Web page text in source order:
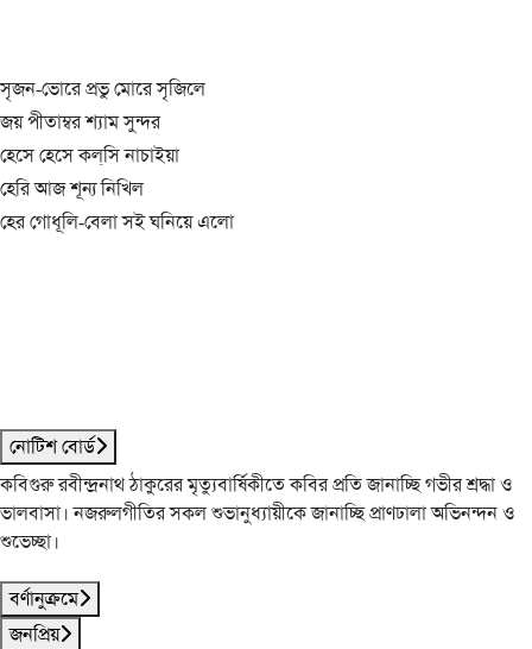
সৃজন-ভোরে প্রভু মোরে সৃজিলে
জয় পীতাম্বর শ্যাম সুন্দর
হেসে হেসে কল্‌সি নাচাইয়া
হেরি আজ শূন্য নিখিল
হের গোধূলি-বেলা সই ঘনিয়ে এলো
নোটিশ বোর্ড
কবিগুরু রবীন্দ্রনাথ ঠাকুরের মৃত্যুবার্ষিকীতে কবির প্রতি জানাচ্ছি গভীর শ্রদ্ধা ও
ভালবাসা। নজরুলগীতির সকল শুভানুধ্যায়ীকে জানাচ্ছি প্রাণঢালা অভিনন্দন ও
শুভেচ্ছা।
বর্ণানুক্রমে
জনপ্রিয়